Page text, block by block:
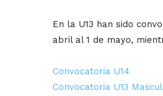
En la U13 han sido
abril al 1 de mayo,
Convocatoria U14
Convocatoria U13